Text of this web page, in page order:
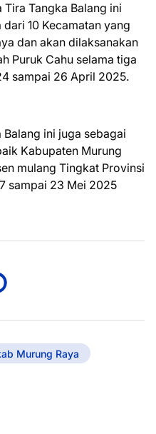
Tangka Balang ini
10 Kecamatan yang
dan akan dilaksanakan
Puruk Cahu selama tiga
sampai 26 April 2025.
Balang ini juga sebagai
Kabupaten Murung
mulang Tingkat Provinsi
sampai 23 Mei 2025
Murung Raya